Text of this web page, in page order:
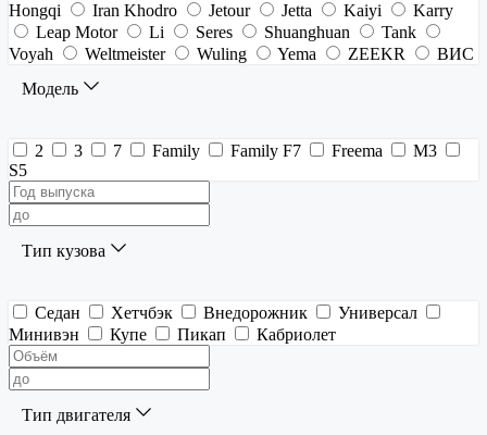
Hongqi
Iran Khodro Jetour Jetta Kaiyi
Karry
Leap Motor
Li Seres Shuanghuan
Tank
Voyah
Weltmeister Wuling Yema ZEEKR
ВИС
Модель
2 3 7 Family Family F7 Freema
M3
S5
Тип кузова
Седан Хетчбэк Внедорожник
Универсал
Минивэн
Купе Пикап Кабриолет
Тип двигателя